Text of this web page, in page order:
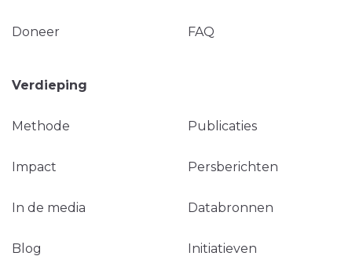
Doneer FAQ
Verdieping
Methode Publicaties
Impact Persberichten
In de media Databronnen
Blog Initiatieven